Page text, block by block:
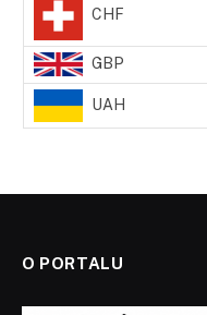
CHF
GBP
UAH
O PORTALU